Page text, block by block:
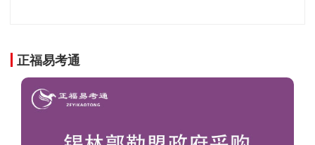
正福易考通